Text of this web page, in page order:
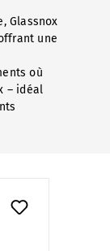
Glassnox
une
où
– idéal